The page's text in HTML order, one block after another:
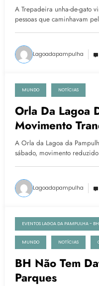
A Trepadeira unha-de-gato
pessoas que caminhavam
Lagoadapampulha
1 de outubro de 2020
MUNDO NOTÍCIAS
Orla Da Lagoa
Movimento
A Orla da Lagoa da
sábado, movimento
Lagoadapampulha
17 de agosto de 2020
EVENTOS LAGOA DA PAMPULHA - BH
MUNDO NOTÍCIAS
BH Não Tem
Parques